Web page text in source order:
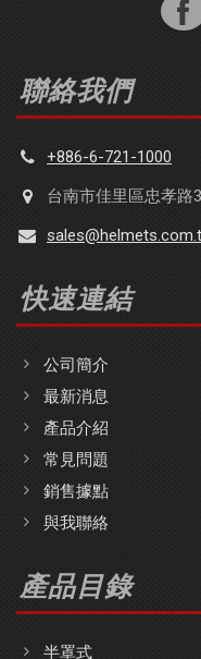
聯絡我們
+886-6-721-1000
台南市佳里區忠孝路
快速連結
公司簡介
最新消息
產品介紹
常見問題
銷售據點
與我聯絡
產品目錄
半罩式